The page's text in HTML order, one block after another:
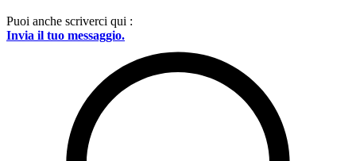
Puoi anche scriverci qui :
Invia il tuo messaggio.